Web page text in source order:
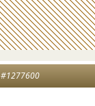
#1277600